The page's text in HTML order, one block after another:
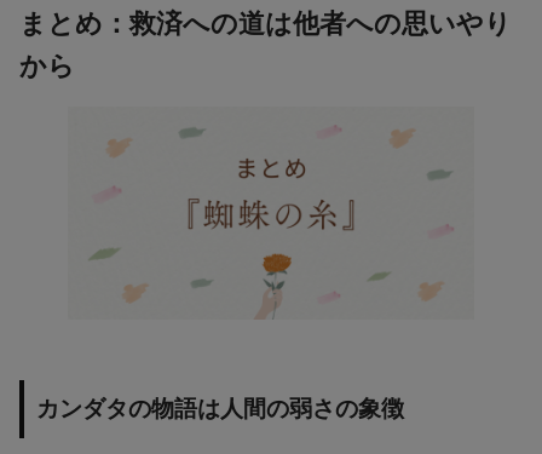
まとめ：救済への道は他者への思いやり
から
カンダタの物語は人間の弱さの象徴